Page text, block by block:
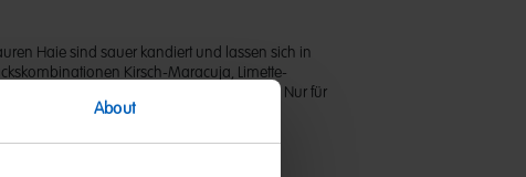
About
Haie sind sauer kandiert und lassen sich in
Kirsch-Maracuja, Limette-
Mango-Maracuja aus dem Beutel angeln. Nur für